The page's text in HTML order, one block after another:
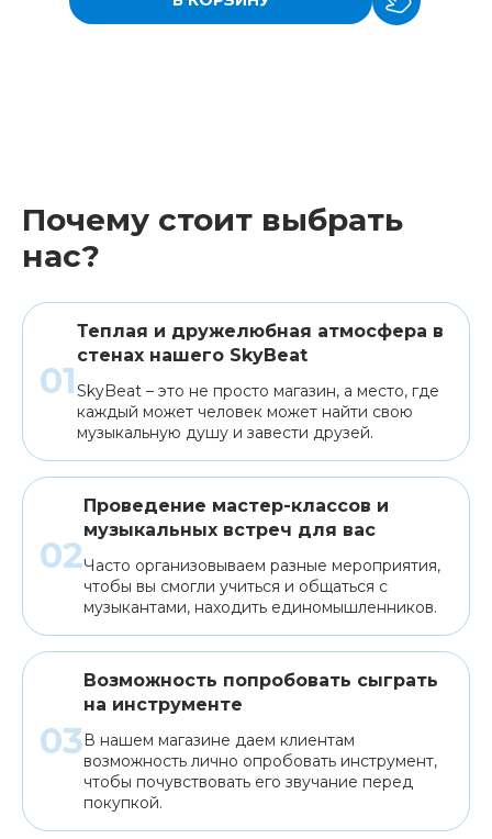
Почему стоит выбрать
нас?
Теплая и дружелюбная атмосфера в
стенах нашего SkyBeat
SkyBeat – это не просто магазин, а место, где
каждый может человек может найти свою
музыкальную душу и завести друзей.
Проведение мастер-классов и
музыкальных встреч для вас
Часто организовываем разные мероприятия,
чтобы вы смогли учиться и общаться с
музыкантами, находить единомышленников.
Возможность попробовать сыграть
на инструменте
В нашем магазине даем клиентам
возможность лично опробовать инструмент,
чтобы почувствовать его звучание перед
покупкой.